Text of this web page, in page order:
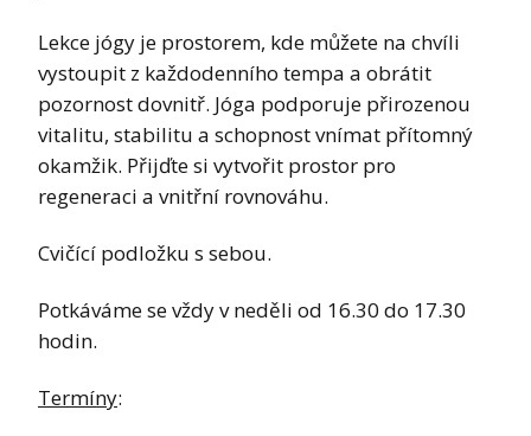
Lekce jógy je prostorem, kde můžete na chvíli
vystoupit z každodenního tempa a obrátit
pozornost dovnitř. Jóga podporuje přirozenou
vitalitu, stabilitu a schopnost vnímat přítomný
okamžik. Přijďte si vytvořit prostor pro
regeneraci a vnitřní rovnováhu.
Cvičící podložku s sebou.
Potkáváme se vždy v neděli od 16.30 do 17.30
hodin.
Termíny: